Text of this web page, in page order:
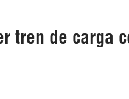
tren de carga